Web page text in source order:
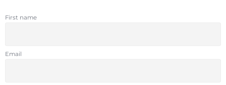
First name
Email